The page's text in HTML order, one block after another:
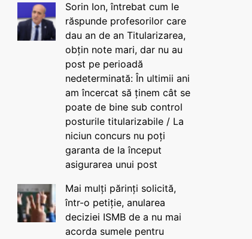
Sorin Ion, întrebat cum le
răspunde profesorilor care
dau an de an Titularizarea,
obțin note mari, dar nu au
post pe perioadă
nedeterminată: În ultimii ani
am încercat să ținem cât se
poate de bine sub control
posturile titularizabile / La
niciun concurs nu poți
garanta de la început
asigurarea unui post
Mai mulți părinți solicită,
într-o petiție, anularea
deciziei ISMB de a nu mai
acorda sumele pentru